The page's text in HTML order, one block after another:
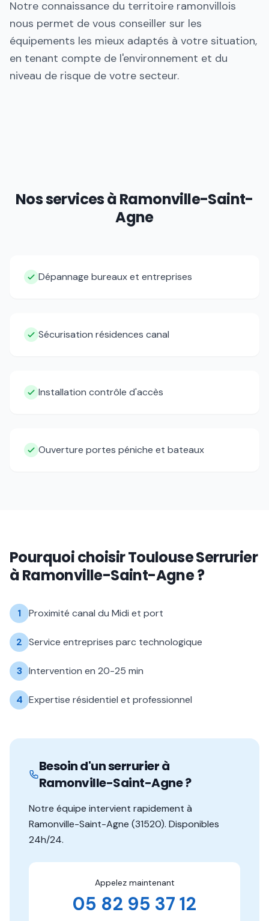
Notre connaissance du territoire ramonvillois
nous permet de vous conseiller sur les
équipements les mieux adaptés à votre situation,
en tenant compte de l'environnement et du
niveau de risque de votre secteur.
Nos services àRamonville-Saint-
Agne
Dépannage bureaux et entreprises
Sécurisation résidences canal
Installation contrôle d'accès
Ouverture portes péniche et bateaux
Pourquoi choisirToulouse Serrurier
àRamonville-Saint-Agne?
1 Proximité canal du Midi et port
2 Service entreprises parc technologique
3 Intervention en 20-25 min
4 Expertise résidentiel et professionnel
Besoin d'un serrurier à
Ramonville-Saint-Agne?
Notre équipe intervient rapidement à
Ramonville-Saint-Agne (31520). Disponibles
24h/24.
Appelez maintenant
05 82 95 37 12